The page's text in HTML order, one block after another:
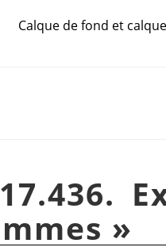
Calque de fond et
»